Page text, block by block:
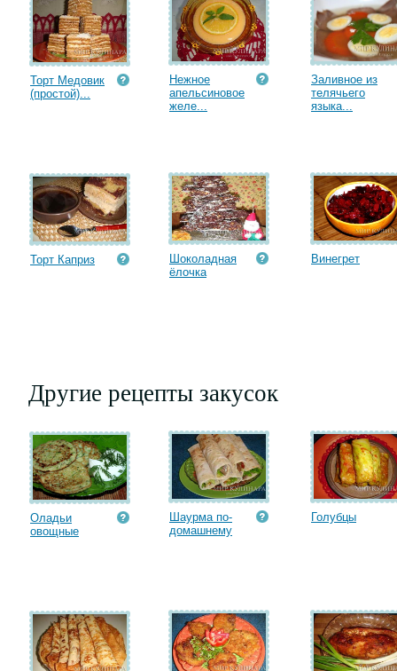
Торт Медовик
(простой)...
Нежное
апельсиновое
желе...
Заливное из
телячьего
языка...
Торт Каприз
Шоколадная
ёлочка
Винегрет
Другие рецепты закусок
Оладьи
овощные
Шаурма по-
домашнему
Голубцы